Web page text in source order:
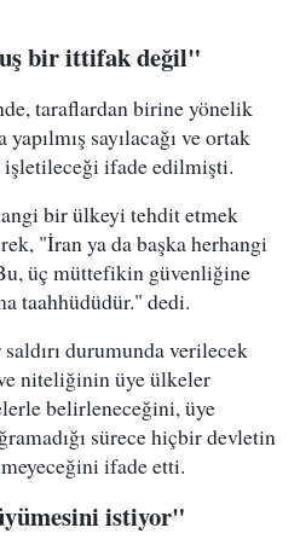
bir ittifak değil"
taraflardan birine yönelik
yapılmış sayılacağı ve ortak
işletileceği ifade edilmişti.
bir ülkeyi tehdit etmek
"İran ya da başka herhangi
üç müttefikin güvenliğine
taahhüdüdür." dedi.
durumunda verilecek
niteliğinin üye ülkeler
belirleneceğini, üye
sürece hiçbir devletin
ifade etti.
istiyor"